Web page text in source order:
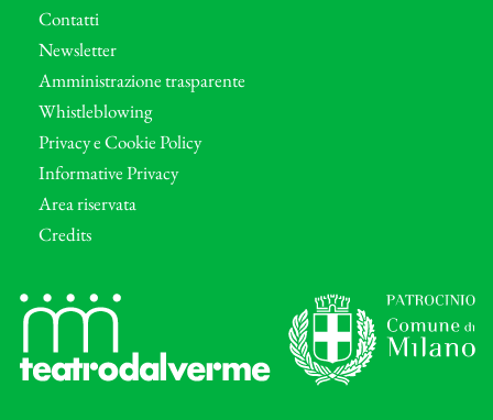
Contatti
Newsletter
Amministrazione trasparente
Whistleblowing
Privacy e Cookie Policy
Informative Privacy
Area riservata
Credits